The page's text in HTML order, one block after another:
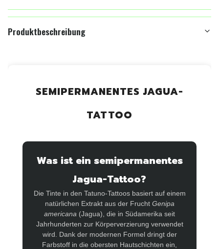
Produktbeschreibung
SEMIPERMANENTES JAGUA-
TATTOO
Was ist ein semipermanentes
Jagua-Tattoo?
Die Tinte in den Tatuno-Tattoos basiert auf einem
natürlichen Extrakt aus der Frucht Genipa
americana (Jagua), die in Südamerika seit
Jahrhunderten zur Körperverzierung verwendet
wird. Dank der modernen Formel dringt der
Farbstoff in die obersten Hautschichten ein,